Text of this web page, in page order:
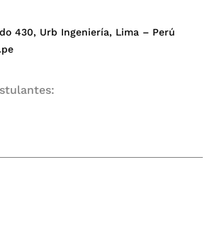
430, Urb Ingeniería, Lima – Perú